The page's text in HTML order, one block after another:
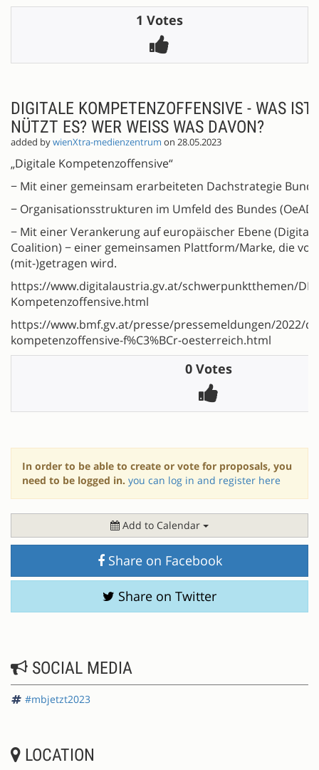
1 Votes
DIGITALE KOMPETENZOFFENSIVE - WAS IST
NÜTZT ES? WER WEISS WAS DAVON?
added bywienXtra-medienzentrum on 28.05.2023
„Digitale Kompetenzoffensive“
− Mit einer gemeinsam erarbeiteten Dachstrategie
− Organisationsstrukturen im Umfeld des Bundes
− Mit einer Verankerung auf europäischer Ebene (Digital
Coalition) − einer gemeinsamen Plattform/Marke, die
(mit-)getragen wird.
https://www.digitalaustria.gv.at/schwerpunktthemen/
Kompetenzoffensive.html
https://www.bmf.gv.at/presse/pressemeldungen/2022/
kompetenzoffensive-f%C3%BCr-oesterreich.html
0 Votes
In order to be able to create or vote for proposals, you
need to be logged in. you can log in and register here
Add to Calendar
Share on Facebook
Share on Twitter
SOCIAL MEDIA
#mbjetzt2023
LOCATION